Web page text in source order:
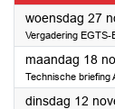
woensdag 27
Vergadering EGTS-
maandag 18
Technische briefing
dinsdag 12